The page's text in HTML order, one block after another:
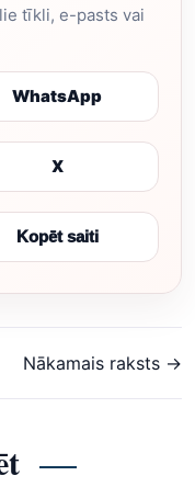
tīkli, e-pasts vai
WhatsApp
X
Kopēt saiti
Nākamais raksts →